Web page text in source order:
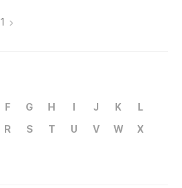
1
F G H I J K
L
R S T U V W
X